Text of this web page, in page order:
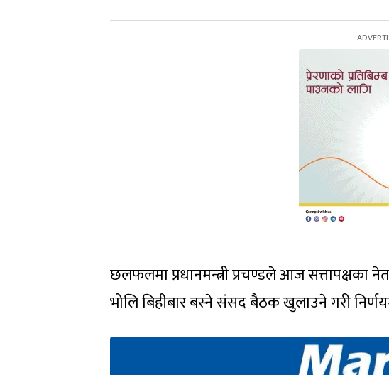
छलफलमा प्रधानमन्त्री प्रचण्डले आज सत्तापक्षका
भोलि बिहीबार बस्ने संसद बैठक खुलाउने गरी